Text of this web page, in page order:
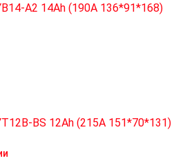
A2 14Ah (190A 136*91*168)
BS 12Ah (215A 151*70*131)